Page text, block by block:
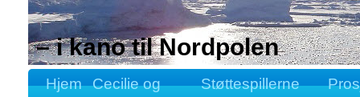
– i kano til Nordpolen
Hjem
Cecilie og
Støttespillerne